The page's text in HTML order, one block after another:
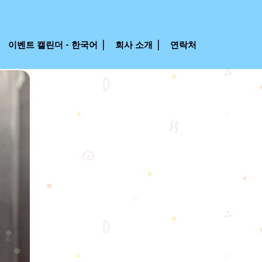
이벤트 캘린더 - 한국어 회사 소개 연락처